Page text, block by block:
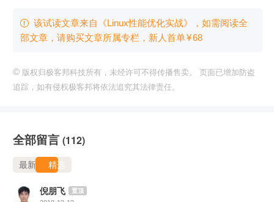
 该试读文章来自《Linux性能优化实战》，如需阅读全
部文章，请购买文章所属专栏 ，新⼈⾸单¥68
© 版权归极客邦科技所有，未经许可不得传播售卖。 页面已增加防盗
追踪，如有侵权极客邦将依法追究其法律责任。
全部留言 (112)
最新 精选
倪朋飞 置顶